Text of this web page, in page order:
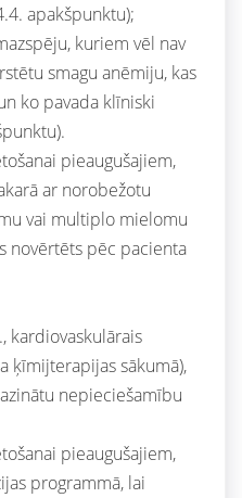
apakšpunktu);
kuriem vēl nav
smagu anēmiju, kas
ko pavada klīniski
pieaugušajiem,
ar norobežotu
vai multiplo mielomu
novērtēts pēc pacienta
ķīmijterapijas sākumā),
nepieciešamību
pieaugušajiem,
programmā, lai